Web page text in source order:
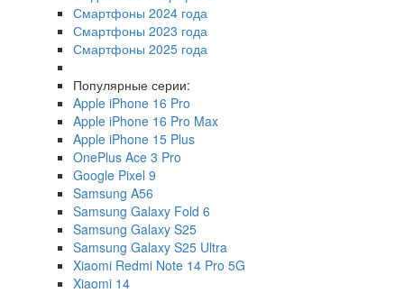
Смартфоны 2024 года
Смартфоны 2023 года
Смартфоны 2025 года
Популярные серии:
Apple iPhone 16 Pro
Apple iPhone 16 Pro Max
Apple iPhone 15 Plus
OnePlus Ace 3 Pro
Google Pixel 9
Samsung A56
Samsung Galaxy Fold 6
Samsung Galaxy S25
Samsung Galaxy S25 Ultra
Xiaomi Redmi Note 14 Pro 5G
Xiaomi 14